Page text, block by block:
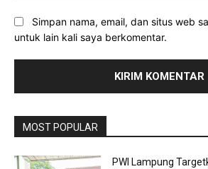
Simpan nama, email, dan situs web
untuk lain kali saya berkomentar.
MOST POPULAR
PWI Lampung